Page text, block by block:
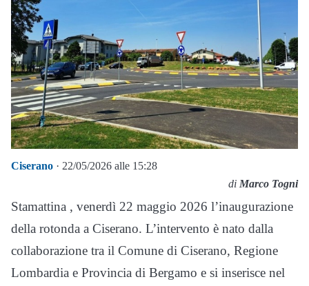
Ciserano · 22/05/2026 alle 15:28
di Marco Togni
Stamattina , venerdì 22 maggio 2026 l’inaugurazione
della rotonda a Ciserano. L’intervento è nato dalla
collaborazione tra il Comune di Ciserano, Regione
Lombardia e Provincia di Bergamo e si inserisce nel